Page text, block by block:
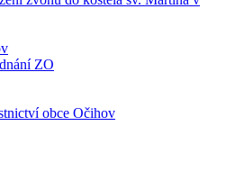
ZO
obce Očihov